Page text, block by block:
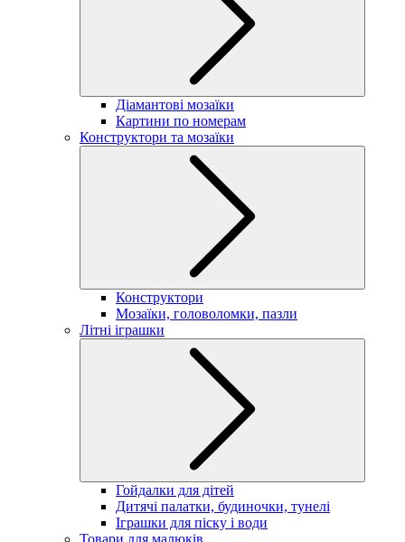
Діамантові мозаїки
Картини по номерам
Конструктори та мозаїки
Конструктори
Мозаїки, головоломки, пазли
Літні іграшки
Гойдалки для дітей
Дитячі палатки, будиночки, тунелі
Іграшки для піску і води
Товари для малюків